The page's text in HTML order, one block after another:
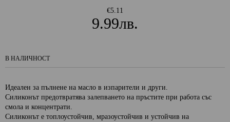
€5.11
9.99лв.
В НАЛИЧНОСТ
Идеален за пълнене на масло в изпарители и други.
Силиконът предотвратява залепването на пръстите при работа със
смола и концентрати.
Силиконът е топлоустойчив, мразоустойчив и устойчив на